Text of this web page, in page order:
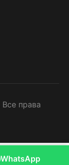
права
WhatsApp